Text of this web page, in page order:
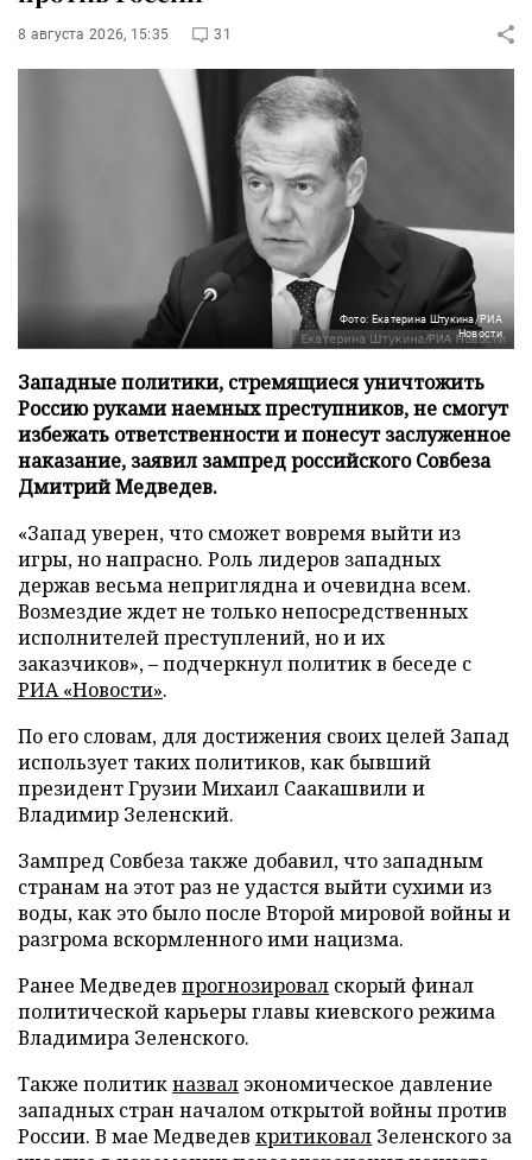
8 августа 2026, 15:35 31
Фото: Екатерина Штукина/РИА
Новости
Западные политики, стремящиеся уничтожить
Россию руками наемных преступников, не смогут
избежать ответственности и понесут заслуженное
наказание, заявил зампред российского Совбеза
Дмитрий Медведев.
«Запад уверен, что сможет вовремя выйти из
игры, но напрасно. Роль лидеров западных
держав весьма неприглядна и очевидна всем.
Возмездие ждет не только непосредственных
исполнителей преступлений, но и их
заказчиков», – подчеркнул политик в беседе с
РИА «Новости».
По его словам, для достижения своих целей Запад
использует таких политиков, как бывший
президент Грузии Михаил Саакашвили и
Владимир Зеленский.
Зампред Совбеза также добавил, что западным
странам на этот раз не удастся выйти сухими из
воды, как это было после Второй мировой войны и
разгрома вскормленного ими нацизма.
Ранее Медведев прогнозировал скорый финал
политической карьеры главы киевского режима
Владимира Зеленского.
Также политикназвал экономическое давление
западных стран началом открытой войны против
России. В мае Медведев критиковал Зеленского за